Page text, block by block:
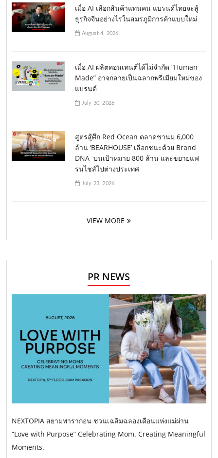
เมื่อ AI เลือกสินค้าแทนคน แบรนด์ไทยจะสู้
ธุรกิจจีนอย่างไรในสมรภูมิการค้าแบบใหม่
August 4, 2026
เมื่อ AI ผลิตคอนเทนต์ได้ไม่จำกัด “Human-
Made” อาจกลายเป็นฉลากพรีเมียมใหม่ของ
แบรนด์
July 30, 2026
สูตรสู้ศึก Red Ocean ตลาดชานม 6,000
ล้าน ‘BEARHOUSE’ เลือกชนะด้วย Brand
DNA บนเป้าหมาย 800 ล้าน และขยายแฟ
รนไชส์ไปต่างประเทศ
July 23, 2026
VIEW MORE
PR NEWS
NEXTOPIA สยามพารากอน ชวนเฉลิมฉลองเดือนแห่งแม่ผ่าน
“Love with Purpose” Celebrating Mom. Creating Meaningful
Moments.